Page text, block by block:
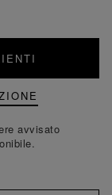
avvisato